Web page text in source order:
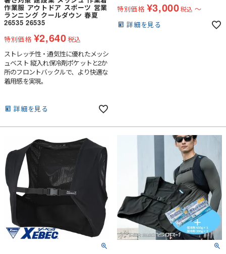
作業服 アウトドア スポーツ 営業
ランニング クールダウン 春夏
26535 26535
特別価格 ¥2,640税込
ストレッチ性・通気性に優れたメッシ
ュベスト 縦入れ保冷剤ポケットと2か
所のフロントバックルで、より快適な
着用感を実現。
詳細を見る
特別価格 ¥3,000税込 〜
詳細を見る